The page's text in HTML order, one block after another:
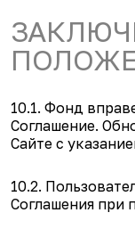
10.1. Фонд
Соглашение.
Сайте с
10.2.
Соглашения при